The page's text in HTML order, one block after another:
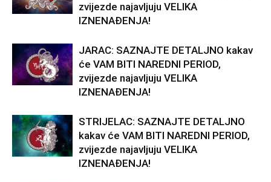
zvijezde najavljuju VELIKA
IZNENAĐENJA!
JARAC: SAZNAJTE DETALJNO kakav
će VAM BITI NAREDNI PERIOD,
zvijezde najavljuju VELIKA
IZNENAĐENJA!
STRIJELAC: SAZNAJTE DETALJNO
kakav će VAM BITI NAREDNI PERIOD,
zvijezde najavljuju VELIKA
IZNENAĐENJA!